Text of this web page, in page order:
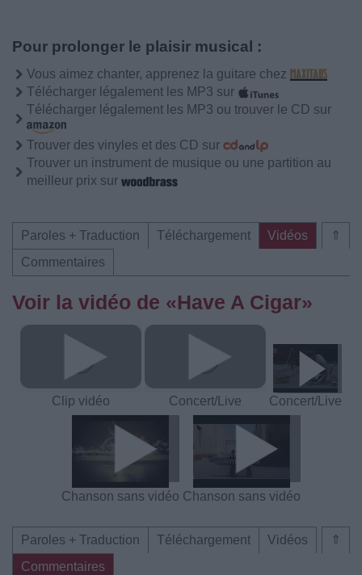
Pour prolonger le plaisir musical :
Vous aimez chanter, apprenez la guitare chez
Télécharger légalement les MP3 sur
Télécharger légalement les MP3 ou trouver le CD sur
Trouver des vinyles et des CD sur
Trouver un instrument de musique ou une partition au
meilleur prix sur
⇑
Paroles + Traduction Téléchargement
Vidéos
Commentaires
Voir la vidéo de «Have A Cigar»
Clip vidéo Concert/Live Concert/Live
Chanson sans vidéo Chanson sans vidéo
⇑
Paroles + Traduction Téléchargement
Vidéos
Commentaires